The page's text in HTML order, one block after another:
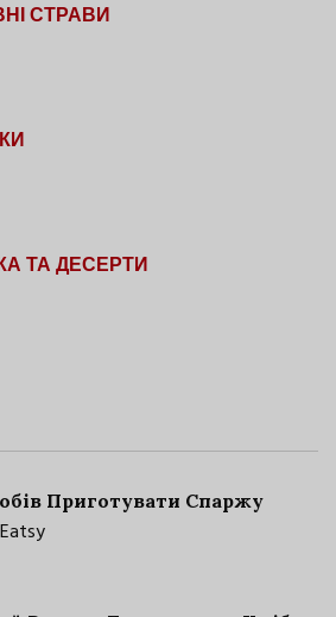
СТРАВИ
ТА ДЕСЕРТИ
Приготувати Спаржу
Eatsy